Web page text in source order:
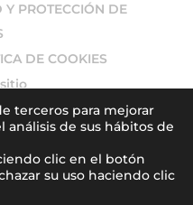
PROTECCIÓN DE
DE COOKIES
. Todos los derechos
terceros para mejorar
análisis de sus hábitos de
clic en el botón
su uso haciendo clic